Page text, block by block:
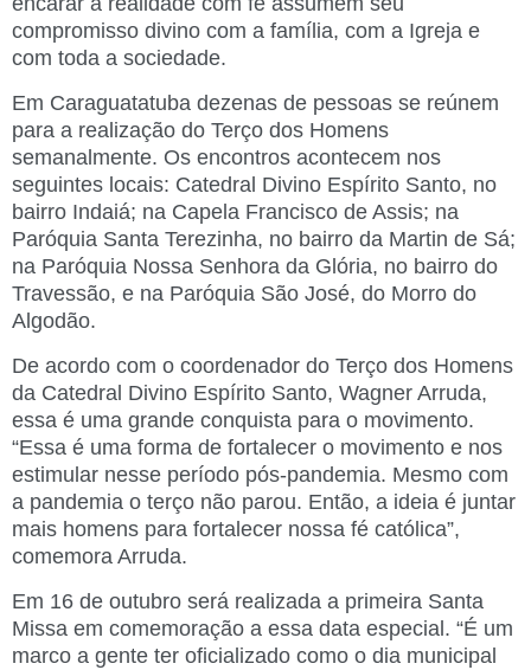
compromisso divino com a família, com a Igreja e
com toda a sociedade.
Em Caraguatatuba dezenas de pessoas se reúnem
para a realização do Terço dos Homens
semanalmente. Os encontros acontecem nos
seguintes locais: Catedral Divino Espírito Santo, no
bairro Indaiá; na Capela Francisco de Assis; na
Paróquia Santa Terezinha, no bairro da Martin de Sá;
na Paróquia Nossa Senhora da Glória, no bairro do
Travessão, e na Paróquia São José, do Morro do
Algodão.
De acordo com o coordenador do Terço dos Homens
da Catedral Divino Espírito Santo, Wagner Arruda,
essa é uma grande conquista para o movimento.
“Essa é uma forma de fortalecer o movimento e nos
estimular nesse período pós-pandemia. Mesmo com
a pandemia o terço não parou. Então, a ideia é juntar
mais homens para fortalecer nossa fé católica”,
comemora Arruda.
Em 16 de outubro será realizada a primeira Santa
Missa em comemoração a essa data especial. “É um
marco a gente ter oficializado como o dia municipal